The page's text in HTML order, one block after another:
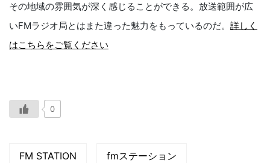
その地域の雰囲気が深く感じることができる。放送範囲が広
いFMラジオ局とはまた違った魅力をもっているのだ。 詳しく
はこちらをご覧ください
0
FM STATION fmステーション